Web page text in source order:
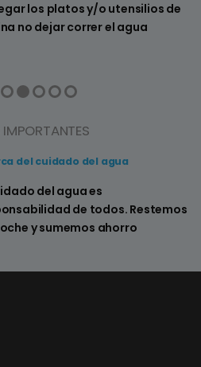
los platos y/o utensilios de
no dejar correr el agua
del cuidado del agua
del agua es
de todos. Restemos
y sumemos ahorro